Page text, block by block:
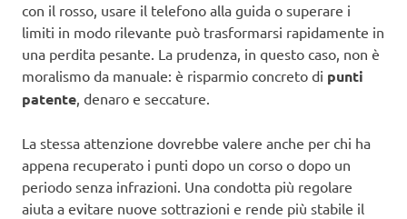
con il rosso, usare il telefono alla guida o superare i
limiti in modo rilevante può trasformarsi rapidamente in
una perdita pesante. La prudenza, in questo caso, non è
moralismo da manuale: è risparmio concreto di punti
patente, denaro e seccature.
La stessa attenzione dovrebbe valere anche per chi ha
appena recuperato i punti dopo un corso o dopo un
periodo senza infrazioni. Una condotta più regolare
aiuta a evitare nuove sottrazioni e rende più stabile il